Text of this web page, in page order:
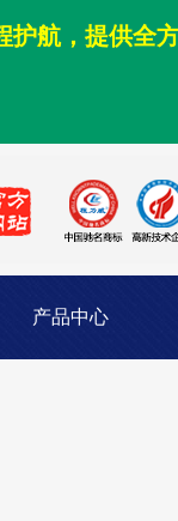
护航，提供全
产品中心